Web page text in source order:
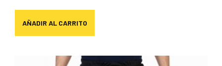
AÑADIR AL CARRITO